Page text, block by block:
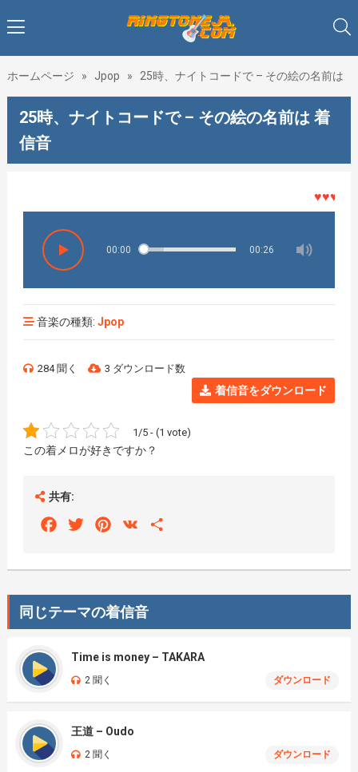
ホームページ » Jpop » 25時、ナイトコードで – その絵の名前は
25時、ナイトコードで – その絵の名前は 着
信音
♥♥♥着メ
00:00 00:26
音楽の種類: Jpop
284 聞く 3 ダウンロード数
着信音をダウンロード
1/5 - (1 vote)
この着メロが好きですか？
共有:
FacebookTwitterPinterest
VK
同じテーマの着信音
Time is money – TAKARA
2 聞く ダウンロード
王道 – Oudo
2 聞く ダウンロード